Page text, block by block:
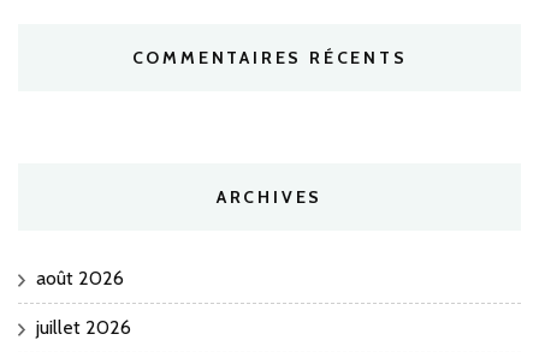
COMMENTAIRES RÉCENTS
ARCHIVES
août 2026
juillet 2026